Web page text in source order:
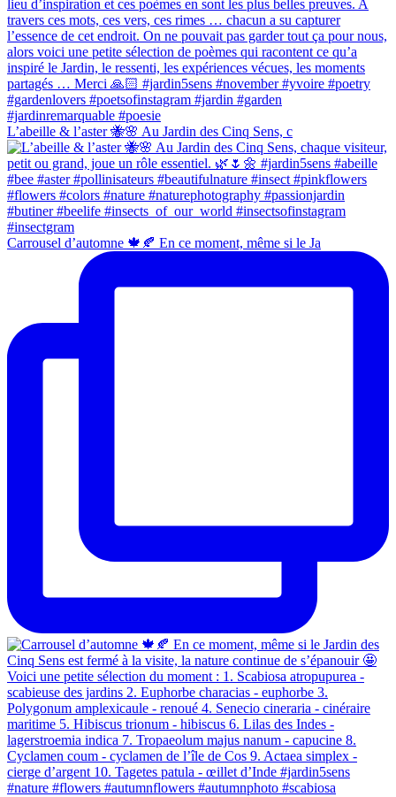
L’abeille & l’aster 🐝🌸 Au Jardin des Cinq Sens, c
Carrousel d’automne 🍁🍂 En ce moment, même si le Ja